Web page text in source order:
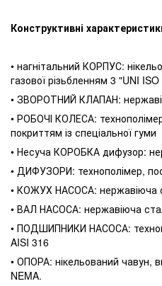
Конструктивні
• нагнітальний КОРПУС:
газової різьбленням 3 "UNI
• ЗВОРОТНИЙ КЛАПАН:
• РОБОЧІ КОЛЕСА:
покриттям із спеціальної гуми
• Несуча КОРОБКА дифузор:
• ДИФУЗОРИ: технополімер,
• КОЖУХ НАСОСА: нержавіюча
• ВАЛ НАСОСА: нержавіюча
• ПОДШИПНИКИ НАСОСА:
AISI 316
• ОПОРА: нікельований чавун,
NEMA.